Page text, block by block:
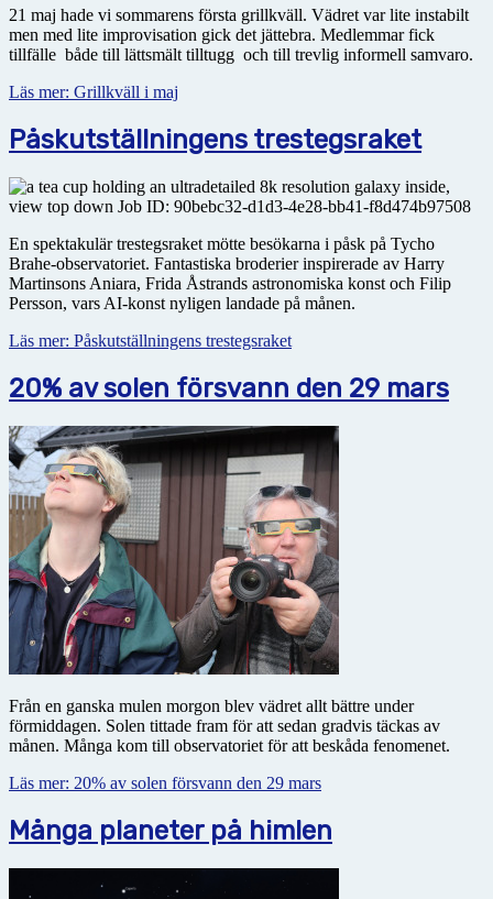
21 maj hade vi sommarens första grillkväll. Vädret var lite instabilt
men med lite improvisation gick det jättebra. Medlemmar fick
tillfälle både till lättsmält tilltugg och till trevlig informell samvaro.
Läs mer: Grillkväll i maj
Påskutställningens trestegsraket
En spektakulär trestegsraket mötte besökarna i påsk på Tycho
Brahe-observatoriet. Fantastiska broderier inspirerade av Harry
Martinsons Aniara, Frida Åstrands astronomiska konst och Filip
Persson, vars AI-konst nyligen landade på månen.
Läs mer: Påskutställningens trestegsraket
20% av solen försvann den 29 mars
Från en ganska mulen morgon blev vädret allt bättre under
förmiddagen. Solen tittade fram för att sedan gradvis täckas av
månen. Många kom till observatoriet för att beskåda fenomenet.
Läs mer: 20% av solen försvann den 29 mars
Många planeter på himlen